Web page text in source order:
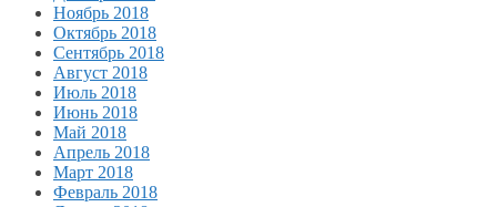
Ноябрь 2018
Октябрь 2018
Сентябрь 2018
Август 2018
Июль 2018
Июнь 2018
Май 2018
Апрель 2018
Март 2018
Февраль 2018